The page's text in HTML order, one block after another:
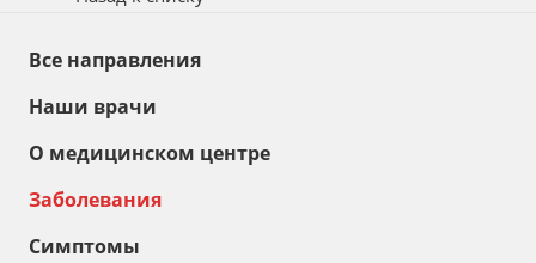
Все направления
Наши врачи
О медицинском центре
Заболевания
Симптомы